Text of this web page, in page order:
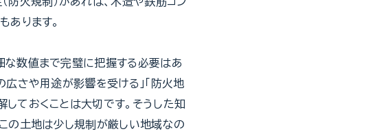
あります。
な数値まで完璧に把握する必要はあ
広さや用途が影響を受ける」「防火地
ておくことは大切です。そうした知
の土地は少し規制が厳しい地域なの